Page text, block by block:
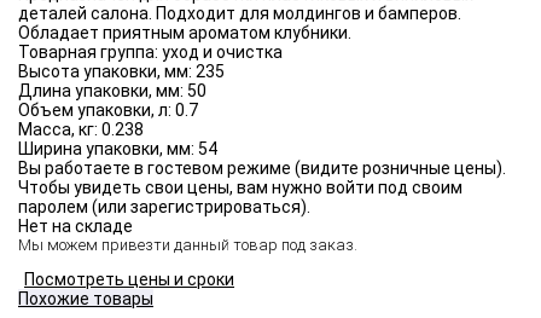
деталей салона. Подходит для молдингов и бамперов.
Обладает приятным ароматом клубники.
Товарная группа: уход и очистка
Высота упаковки, мм: 235
Длина упаковки, мм: 50
Объем упаковки, л: 0.7
Масса, кг: 0.238
Ширина упаковки, мм: 54
Вы работаете в гостевом режиме (видите розничные цены).
Чтобы увидеть свои цены, вам нужно войти под своим
паролем (или зарегистрироваться).
Нет на складе
Мы можем привезти данный товар под заказ.
Посмотреть цены и сроки
Похожие товары